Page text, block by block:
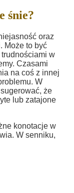
śnie?
oraz
Może to być
w
Czasami
na coś z innej
W
że
lub zatajone
konotacje w
W senniku,